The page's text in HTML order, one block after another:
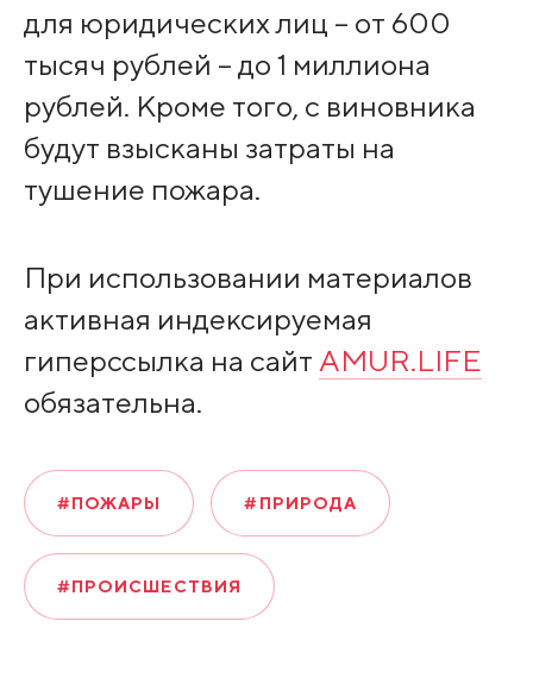
для юридических лиц – от 600
тысяч рублей – до 1 миллиона
рублей. Кроме того, с виновника
будут взысканы затраты на
тушение пожара.
При использовании материалов
активная индексируемая
гиперссылка на сайт AMUR.LIFE
обязательна.
#ПОЖАРЫ #ПРИРОДА
#ПРОИСШЕСТВИЯ